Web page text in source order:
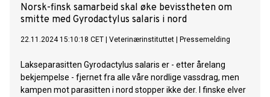
Norsk-finsk samarbeid skal øke bevisstheten om
smitte med Gyrodactylus salaris i nord
22.11.2024 15:10:18 CET Veterinærinstituttet Pressemelding
Lakseparasitten Gyrodactylus salaris er - etter årelang
bekjempelse - fjernet fra alle våre nordlige vassdrag, men
kampen mot parasitten i nord stopper ikke der. I finske elver